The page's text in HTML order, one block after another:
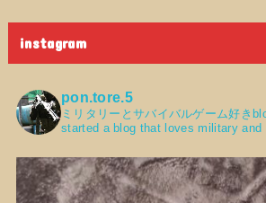
instagram
pon.tore.5
ミリタリーとサバイバルゲーム好き
started a blog that loves military and